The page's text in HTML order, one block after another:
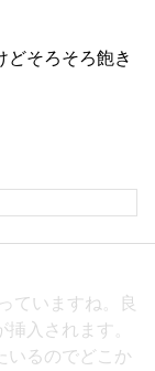
どそろそろ飽き
ていますね。良
入されます。
いるのでどこか